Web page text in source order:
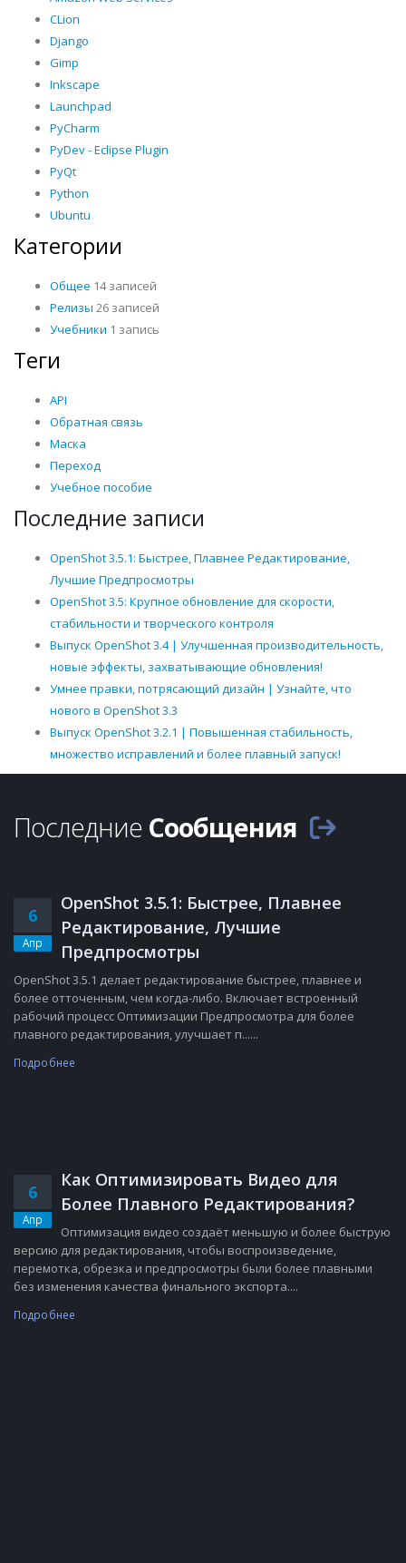
CLion
Django
Gimp
Inkscape
Launchpad
PyCharm
PyDev - Eclipse Plugin
PyQt
Python
Ubuntu
Категории
Общее 14 записей
Релизы 26 записей
Учебники 1 запись
Теги
API
Обратная связь
Маска
Переход
Учебное пособие
Последние записи
OpenShot 3.5.1: Быстрее, Плавнее Редактирование,
Лучшие Предпросмотры
OpenShot 3.5: Крупное обновление для скорости,
стабильности и творческого контроля
Выпуск OpenShot 3.4 | Улучшенная производительность,
новые эффекты, захватывающие обновления!
Умнее правки, потрясающий дизайн | Узнайте, что
нового в OpenShot 3.3
Выпуск OpenShot 3.2.1 | Повышенная стабильность,
множество исправлений и более плавный запуск!
Последние Сообщения
6
Апр
OpenShot 3.5.1: Быстрее, Плавнее
Редактирование, Лучшие
Предпросмотры
OpenShot 3.5.1 делает редактирование быстрее, плавнее и
более отточенным, чем когда-либо. Включает встроенный
рабочий процесс Оптимизации Предпросмотра для более
плавного редактирования, улучшает п......
Подробнее
6
Апр
Как Оптимизировать Видео для
Более Плавного Редактирования?
Оптимизация видео создаёт меньшую и более быструю
версию для редактирования, чтобы воспроизведение,
перемотка, обрезка и предпросмотры были более плавными
без изменения качества финального экспорта....
Подробнее